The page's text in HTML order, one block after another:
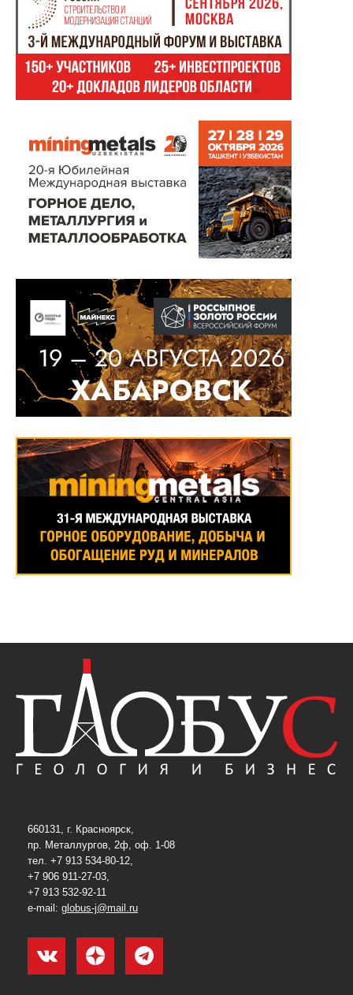
660131, г. Красноярск,
пр. Металлургов, 2ф, оф. 1-08
тел. +7 913 534-80-12,
+7 906 911-27-03,
+7 913 532-92-11
e-mail: globus-j@mail.ru